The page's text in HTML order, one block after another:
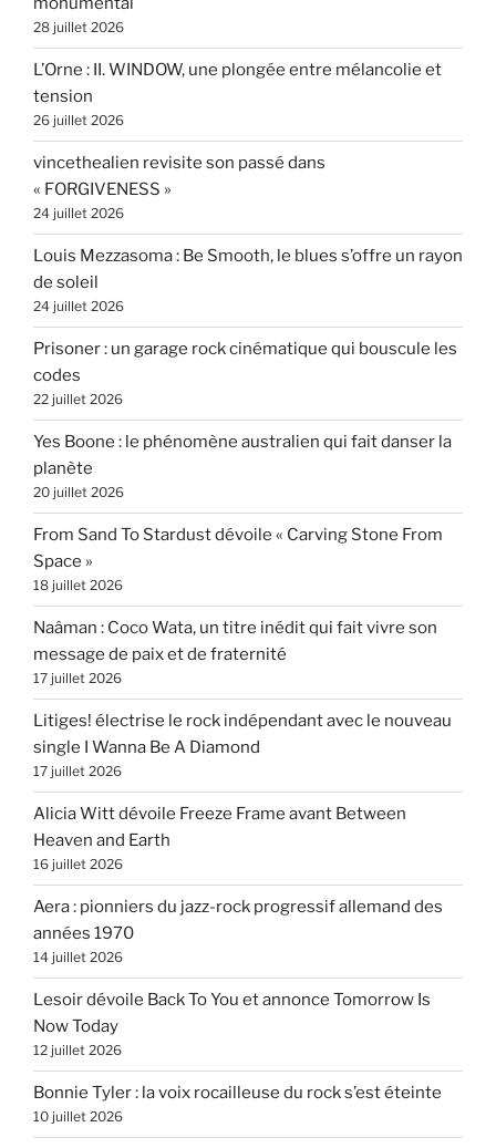
28 juillet 2026
L’Orne : II. WINDOW, une plongée entre mélancolie et
tension
26 juillet 2026
vincethealien revisite son passé dans
« FORGIVENESS »
24 juillet 2026
Louis Mezzasoma : Be Smooth, le blues s’offre un rayon
de soleil
24 juillet 2026
Prisoner : un garage rock cinématique qui bouscule les
codes
22 juillet 2026
Yes Boone : le phénomène australien qui fait danser la
planète
20 juillet 2026
From Sand To Stardust dévoile « Carving Stone From
Space »
18 juillet 2026
Naâman : Coco Wata, un titre inédit qui fait vivre son
message de paix et de fraternité
17 juillet 2026
Litiges! électrise le rock indépendant avec le nouveau
single I Wanna Be A Diamond
17 juillet 2026
Alicia Witt dévoile Freeze Frame avant Between
Heaven and Earth
16 juillet 2026
Aera : pionniers du jazz-rock progressif allemand des
années 1970
14 juillet 2026
Lesoir dévoile Back To You et annonce Tomorrow Is
Now Today
12 juillet 2026
Bonnie Tyler : la voix rocailleuse du rock s’est éteinte
10 juillet 2026